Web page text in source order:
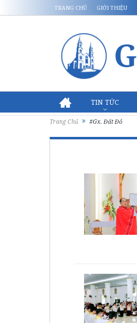
TRANG CHỦ GIỚI THIỆU
TIN TỨC
Trang Chủ #Gx. Đất Đỏ